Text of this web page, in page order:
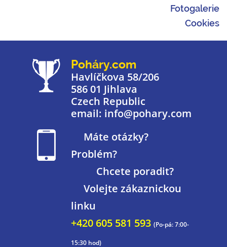
Fotogalerie
Cookies
Poháry.com
Havlíčkova 58/206
586 01 Jihlava
Czech Republic
email: info@pohary.com
Máte otázky?
Problém?
Chcete poradit?
Volejte zákaznickou
linku
+420 605 581 593 (Po-pá: 7:00-
15:30 hod)